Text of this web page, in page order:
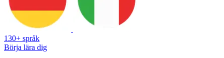
130+ språk
Börja lära dig